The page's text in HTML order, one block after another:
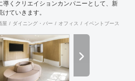
導くクリエイションカンパニーとして、新
ていきます。
屋 ダイニング・バー オフィス イベントブース・シ